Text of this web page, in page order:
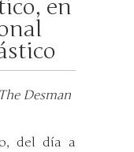
en
Desman
del día a